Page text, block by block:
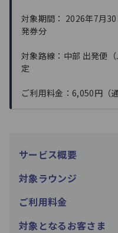
対象期間： 2026年7月
発券分
対象路線：中部 出発便
定
ご利用料金：6,050円（
サービス概要
対象ラウンジ
ご利用料金
対象となるお客さま